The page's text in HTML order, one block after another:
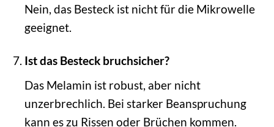
Nein, das Besteck ist nicht für die Mikrowelle
geeignet.
Ist das Besteck bruchsicher?
Das Melamin ist robust, aber nicht
unzerbrechlich. Bei starker Beanspruchung
kann es zu Rissen oder Brüchen kommen.